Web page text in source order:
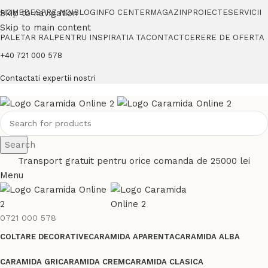
Skip to navigation
Skip to main content
HOMEDESPRE NOIBLOG INFO CENTERMAGAZIN PROIECTESERVICII
PALETAR RALPENTRU INSPIRATIA TACONTACTCERERE DE OFERTA
+40 721 000 578
Contactati expertii nostri
Search
Transport gratuit pentru orice comanda de 25000 lei
Menu
0721 000 578
COLTARE DECORATIVECARAMIDA APARENTACARAMIDA ALBA
CARAMIDA GRICARAMIDA CREMCARAMIDA CLASICA